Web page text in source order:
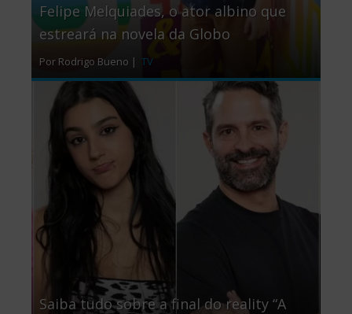
Felipe Melquiades, o ator albino que
estreará na novela da Globo
Por Rodrigo Bueno | TV
Saiba tudo sobre a final do reality “A